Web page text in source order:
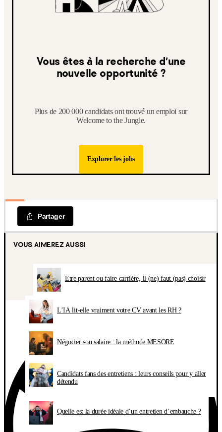
Vous êtes à la recherche d’une
nouvelle opportunité ?
Plus de 200 000 candidats ont trouvé un emploi sur
Welcome to the Jungle.
Explorer les jobs
Partager
VOUS AIMEREZ AUSSI
Être parent ou faire carrière, il (ne) faut (pas) choisir
L’IA lit-elle vraiment votre CV avant les RH ?
Négocier son salaire : la méthode MESORE
Candidats fans des entretiens : leurs conseils pour y aller
détendu
Quelle est la durée idéale d’un entretien d’embauche ?